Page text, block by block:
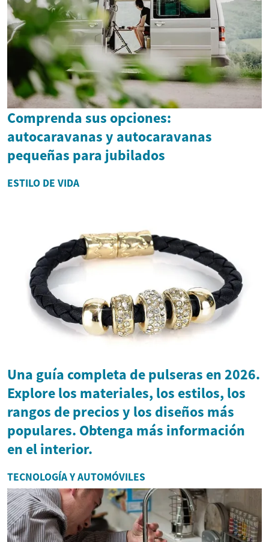
Comprenda sus opciones:
autocaravanas y autocaravanas
pequeñas para jubilados
ESTILO DE VIDA
Una guía completa de pulseras en 2026.
Explore los materiales, los estilos, los
rangos de precios y los diseños más
populares. Obtenga más información
en el interior.
TECNOLOGÍA Y AUTOMÓVILES